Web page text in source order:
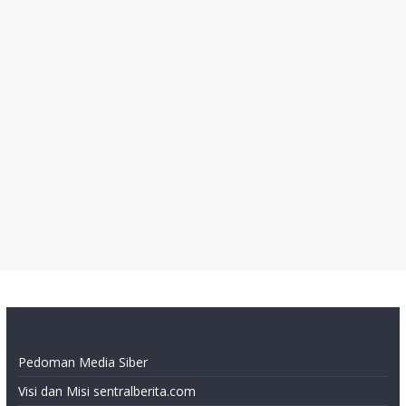
Pedoman Media Siber
Visi dan Misi sentralberita.com